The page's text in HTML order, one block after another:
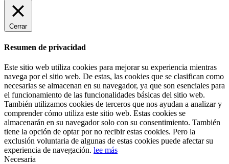
Cerrar
Resumen de privacidad
Este sitio web utiliza cookies para mejorar su experiencia mientras
navega por el sitio web. De estas, las cookies que se clasifican como
necesarias se almacenan en su navegador, ya que son esenciales para
el funcionamiento de las funcionalidades básicas del sitio web.
También utilizamos cookies de terceros que nos ayudan a analizar y
comprender cómo utiliza este sitio web. Estas cookies se
almacenarán en su navegador solo con su consentimiento. También
tiene la opción de optar por no recibir estas cookies. Pero la
exclusión voluntaria de algunas de estas cookies puede afectar su
experiencia de navegación. lee más
Necesaria